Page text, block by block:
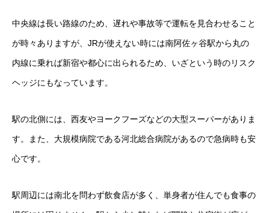
中央線は長い路線のため、遅れや事故等で運転を見合わせること
が時々ありますが、JRが使えない時には南阿佐ヶ谷駅から丸の
内線に乗れば新宿や都心に出られるため、いざという時のリスク
ヘッジにもなっています。
駅の北側には、西友やヨークフーズなどの大型スーパーがありま
す。また、大規模病院である河北総合病院があるので急病時も安
心です。
駅周辺には南北を問わず飲食店が多く、単身者が住んでも食事の